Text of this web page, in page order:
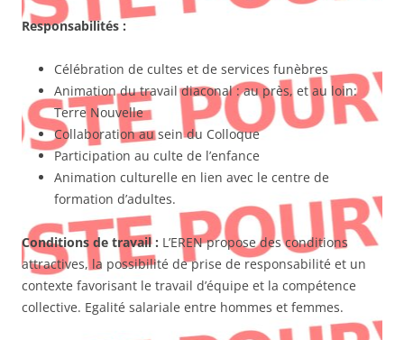
Responsabilités :
Célébration de cultes et de services funèbres
Animation du travail diaconal : au près, et au loin:
Terre Nouvelle
Collaboration au sein du Colloque
Participation au culte de l’enfance
Animation culturelle en lien avec le centre de
formation d’adultes.
Conditions de travail : L’EREN propose des conditions
attractives, la possibilité de prise de responsabilité et un
contexte favorisant le travail d’équipe et la compétence
collective. Egalité salariale entre hommes et femmes.